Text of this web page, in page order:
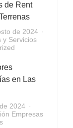
de Rent
de 2024
y Servicios
en Las
2024
Empresas